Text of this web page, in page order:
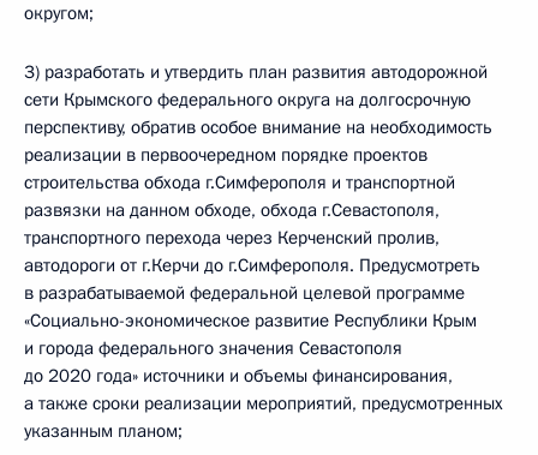
округом;
3) разработать и утвердить план развития автодорожной
сети Крымского федерального округа на долгосрочную
перспективу, обратив особое внимание на необходимость
реализации в первоочередном порядке проектов
строительства обхода г.Симферополя и транспортной
развязки на данном обходе, обхода г.Севастополя,
транспортного перехода через Керченский пролив,
автодороги от г.Керчи до г.Симферополя. Предусмотреть
в разрабатываемой федеральной целевой программе
«Социально-экономическое развитие Республики Крым
и города федерального значения Севастополя
до 2020 года» источники и объемы финансирования,
а также сроки реализации мероприятий, предусмотренных
указанным планом;